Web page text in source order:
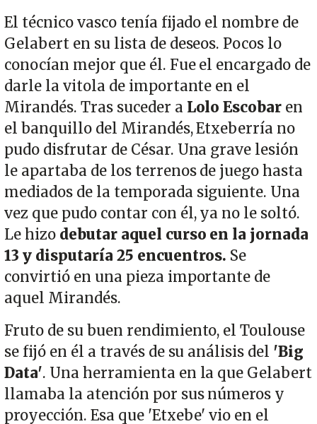
El técnico vasco tenía fijado el nombre de
Gelabert en su lista de deseos. Pocos lo
conocían mejor que él. Fue el encargado de
darle la vitola de importante en el
Mirandés. Tras suceder a Lolo Escobar en
el banquillo del Mirandés, Etxeberría no
pudo disfrutar de César. Una grave lesión
le apartaba de los terrenos de juego hasta
mediados de la temporada siguiente. Una
vez que pudo contar con él, ya no le soltó.
Le hizo debutar aquel curso en la jornada
13 y disputaría 25 encuentros. Se
convirtió en una pieza importante de
aquel Mirandés.
Fruto de su buen rendimiento, el Toulouse
se fijó en él a través de su análisis del 'Big
Data'. Una herramienta en la que Gelabert
llamaba la atención por sus números y
proyección. Esa que 'Etxebe' vio en el